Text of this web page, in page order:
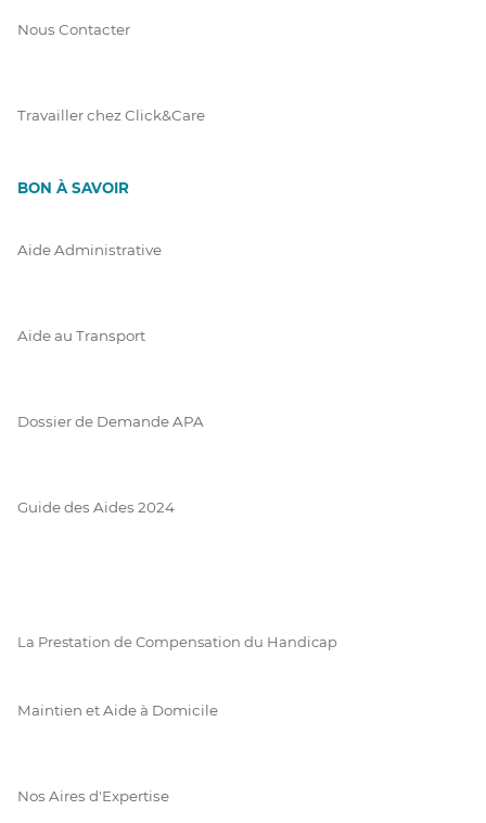
Nous Contacter
Travailler chez Click&Care
BON À SAVOIR
Aide Administrative
Aide au Transport
Dossier de Demande APA
Guide des Aides 2024
La Prestation de Compensation du Handicap
Maintien et Aide à Domicile
Nos Aires d'Expertise